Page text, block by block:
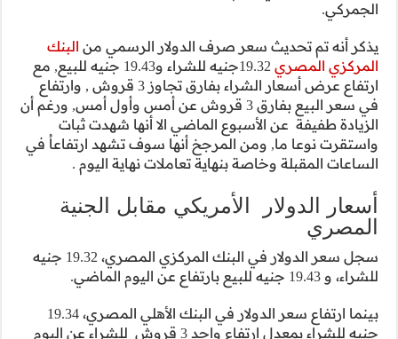
من البنك
19.32جنيه للشراء و19.43 جنيه للبيع, مع
ارتفاع عرض أسعار الشراء بفارق تجاوز 3 قروش , وارتفاع
عن أمس وأول أمس, ورغم أن
شهدت ثبات
تشهد ارتفاعاُ في
اليوم .
الجنية
سجل سعر الدولار في البنك المركزي المصري، 19.32 جنيه
بينما ارتفاع سعر الدولار في البنك الأهلي المصري، 19.34
ارتفاع واحد 3 قروش للشراء عن اليوم